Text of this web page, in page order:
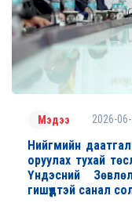
Мэдээ 2026-
Нийгмийн
оруулах тухай
Үндэсний
гишүүдтэй санал